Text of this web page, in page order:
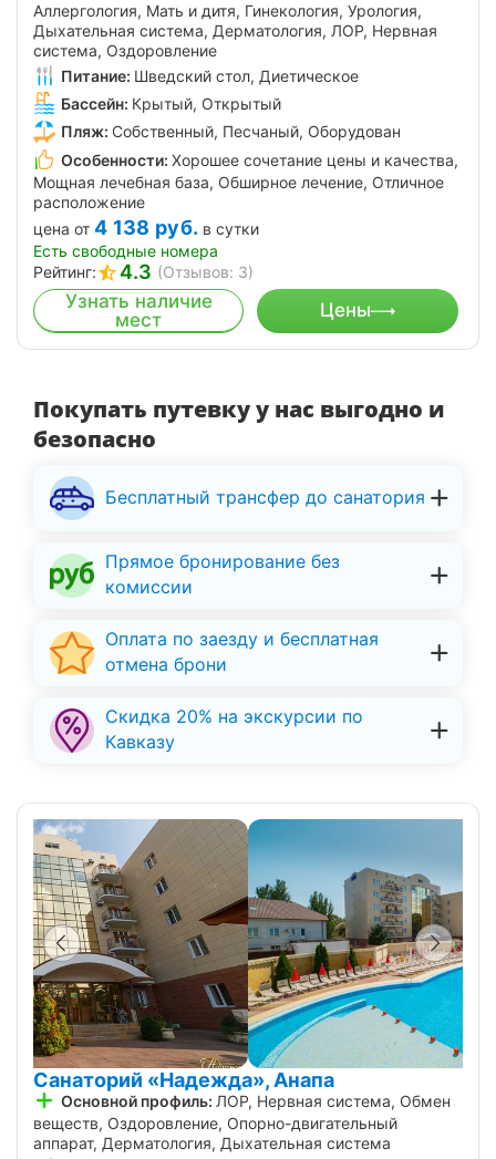
Аллергология, Мать и дитя, Гинекология, Урология,
Дыхательная система, Дерматология, ЛОР, Нервная
система, Оздоровление
Питание: Шведский стол, Диетическое
Бассейн: Крытый, Открытый
Пляж: Собственный, Песчаный, Оборудован
Особенности: Хорошее сочетание цены и качества,
Мощная лечебная база, Обширное лечение, Отличное
расположение
цена от 4 138 руб. в сутки
Есть свободные номера
Рейтинг:
4.3 (Отзывов: 3)
Узнать наличие
мест
Цены
Покупать путевку у нас выгодно и
безопасно
Бесплатный трансфер до санатория
Прямое бронирование без
комиссии
Оплата по заезду и бесплатная
отмена брони
Скидка 20% на экскурсии по
Кавказу
Санаторий «Надежда», Анапа
Основной профиль: ЛОР, Нервная система, Обмен
веществ, Оздоровление, Опорно-двигательный
аппарат, Дерматология, Дыхательная система